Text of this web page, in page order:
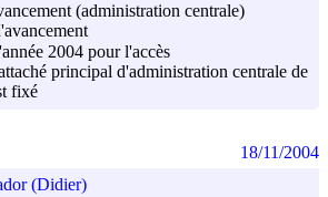
(administration centrale)
2004 pour l'accès
principal d'administration centrale de
fixé
(Didier)
18/11/2004